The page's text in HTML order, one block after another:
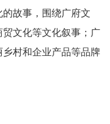
故事，围绕广府文
文化等文化叙事；广
村和企业产品等品牌